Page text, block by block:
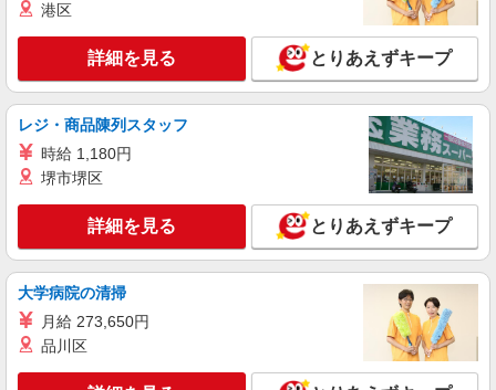
アルバイト
株式会社ジェイ・ティ
食品の出荷準備や片づけ
時給1,116円〜1,200円（経験・能力による）
［コープこうべ協同購入センター姫路東］ 兵
詳細を見る
パート
株式会社フジ 兵庫プロセスセンター
食品加工センターでの水産品の値付け・仕分け
兵庫県姫路市白浜町甲841-44 ※姫路まえどれ
港区
詳細を見る とりあえずキープ
レジ・商品陳列スタッフ
時給 1,180円
堺市堺区
詳細を見る とりあえずキープ
大学病院の清掃
月給 273,650円
品川区